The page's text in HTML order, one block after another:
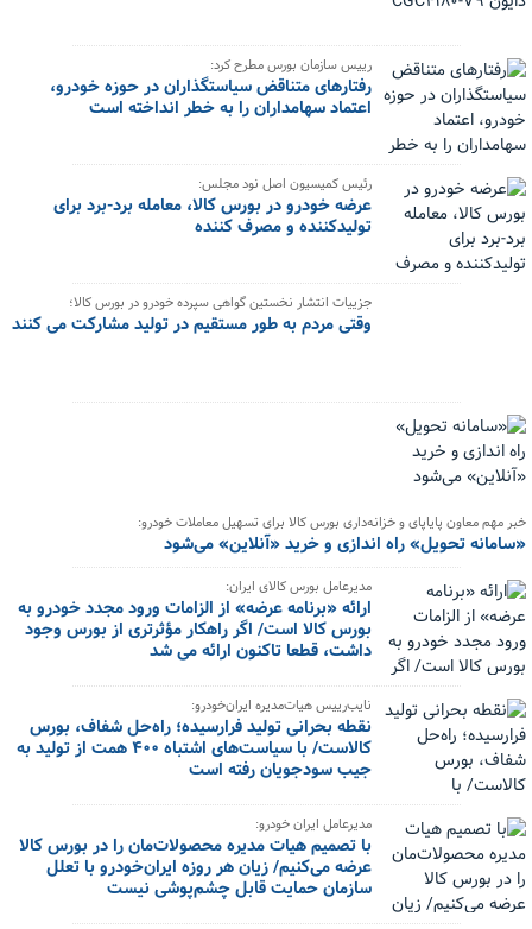
رییس سازمان بورس مطرح کرد:
رفتارهای متناقض سیاستگذاران در حوزه خودرو،
اعتماد سهامداران را به خطر انداخته است
رئیس کمیسیون اصل نود مجلس:
عرضه خودرو در بورس کالا، معامله برد-برد برای
تولیدکننده و مصرف کننده
جزییات انتشار نخستین گواهی سپرده خودرو در بورس کالا؛
وقتی مردم به طور مستقیم در تولید مشارکت می کنند
خبر مهم معاون پایاپای و خزانه‌داری بورس کالا برای تسهیل معاملات خودرو:
«سامانه تحویل» راه اندازی و خرید «آنلاین» می‌شود
مدیرعامل بورس کالای ایران:
ارائه «برنامه عرضه» از الزامات ورود مجدد خودرو به
بورس کالا است/ اگر راهکار مؤثرتری از بورس وجود
داشت، قطعا تاکنون ارائه می شد
نایب‌رییس هیات‌مدیره ایران‌خودرو:
نقطه بحرانی تولید فرارسیده؛ راه‌حل شفاف، بورس
کالاست/ با سیاست‌های اشتباه ۴۰۰ همت از تولید به
جیب سودجویان رفته است
مدیرعامل ایران خودرو:
با تصمیم هیات مدیره محصولات‌مان را در بورس کالا
عرضه می‌کنیم/ زیان هر روزه ایران‌خودرو با تعلل
سازمان حمایت قابل چشم‌پوشی نیست